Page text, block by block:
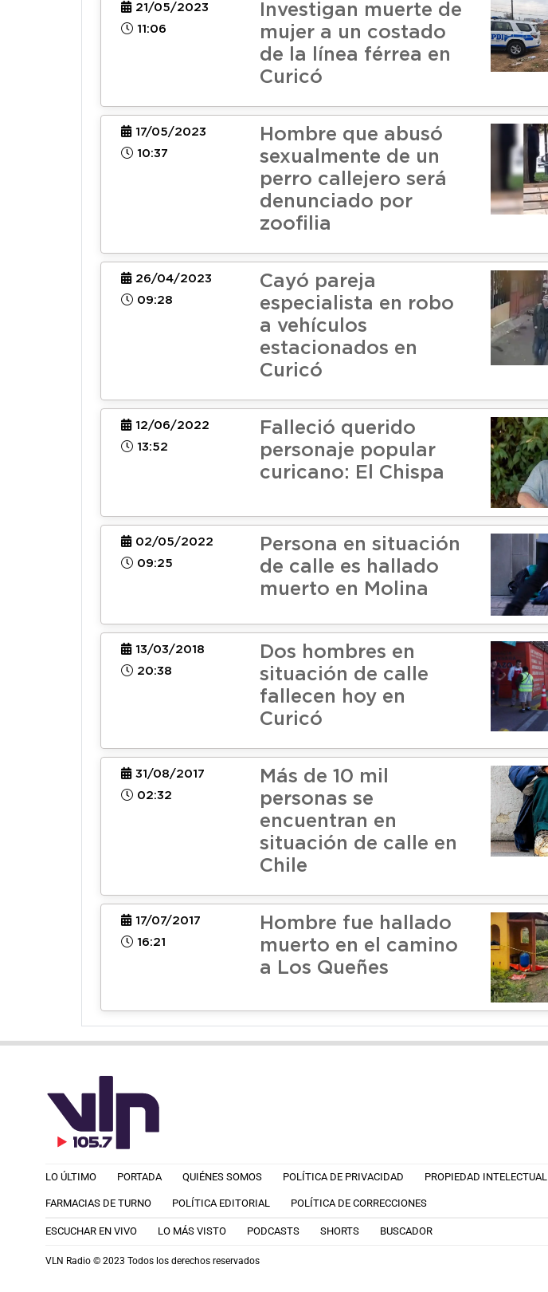
21/05/2023
11:06
Investigan muerte de
mujer a un costado
de la línea férrea en
Curicó
17/05/2023
10:37
Hombre que abusó
sexualmente de un
perro callejero será
denunciado por
zoofilia
26/04/2023
09:28
Cayó pareja
especialista en robo
a vehículos
estacionados en
Curicó
12/06/2022
13:52
Falleció querido
personaje popular
curicano: El Chispa
02/05/2022
09:25
Persona en situación
de calle es hallado
muerto en Molina
13/03/2018
20:38
Dos hombres en
situación de calle
fallecen hoy en
Curicó
31/08/2017
02:32
Más de 10 mil
personas se
encuentran en
situación de calle en
Chile
17/07/2017
16:21
Hombre fue hallado
muerto en el camino
a Los Queñes
LO ÚLTIMO PORTADA QUIÉNES SOMOS POLÍTICA DE PRIVACIDAD PROPIEDAD INTELECTUAL
FARMACIAS DE TURNO POLÍTICA EDITORIAL POLÍTICA DE CORRECCIONES
ESCUCHAR EN VIVO LO MÁS VISTO PODCASTS SHORTS BUSCADOR
VLN Radio © 2023 Todos los derechos reservados